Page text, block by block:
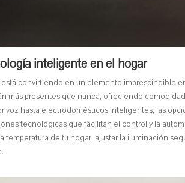
inteligente en el hogar
convirtiendo en un elemento imprescindible
más presentes que nunca, ofreciendo
voz hasta electrodomésticos inteligentes, las
tecnológicas que facilitan el control y la
temperatura de tu hogar, ajustar la iluminación